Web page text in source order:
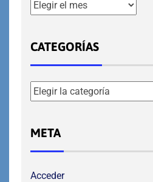
CATEGORÍAS
META
Acceder